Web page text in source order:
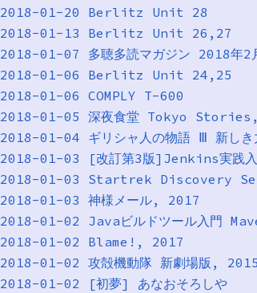
2018-01-20 Berlitz Unit 28
2018-01-13 Berlitz Unit 26,27
2018-01-07 多聴多読マガジン 2018年2
2018-01-06 Berlitz Unit 24,25
2018-01-06 COMPLY T-600
2018-01-05 深夜食堂 Tokyo
2018-01-04 ギリシャ人の物語 Ⅲ 新し
2018-01-03 [改訂第3版]Jenkins実践
2018-01-03 Startrek Discovery
2018-01-03 神様メール, 2017
2018-01-02 Javaビルドツール入門
2018-01-02 Blame!, 2017
2018-01-02 攻殻機動隊 新劇場版, 2015
2018-01-02 [初夢] あなおそろしや